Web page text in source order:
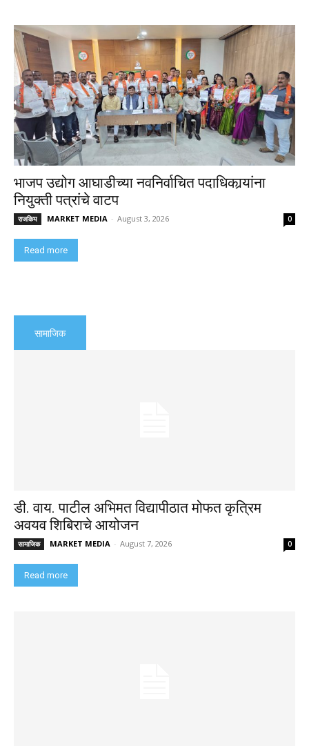
भाजप उद्योग आघाडीच्या नवनिर्वाचित पदाधिकार्‍यांना
नियुक्ती पत्रांचे वाटप
राजकिय MARKET MEDIA - August 3, 2026 0
Read more
सामाजिक
डी. वाय. पाटील अभिमत विद्यापीठात मोफत कृत्रिम
अवयव शिबिराचे आयोजन
सामाजिक MARKET MEDIA - August 7, 2026 0
Read more